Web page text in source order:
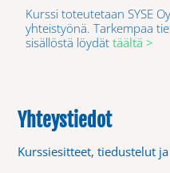
Kurssi toteutetaan SYSE
yhteistyönä. Tarkempaa
sisällöstä löydättäältä >
Yhteystiedot
Kurssiesitteet, tiedustelut